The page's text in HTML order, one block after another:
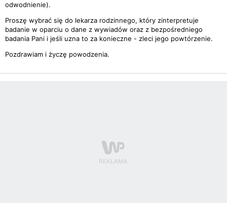
odwodnienie).
Proszę wybrać się do lekarza rodzinnego, który zinterpretuje
badanie w oparciu o dane z wywiadów oraz z bezpośredniego
badania Pani i jeśli uzna to za konieczne - zleci jego powtórzenie.
Pozdrawiam i życzę powodzenia.